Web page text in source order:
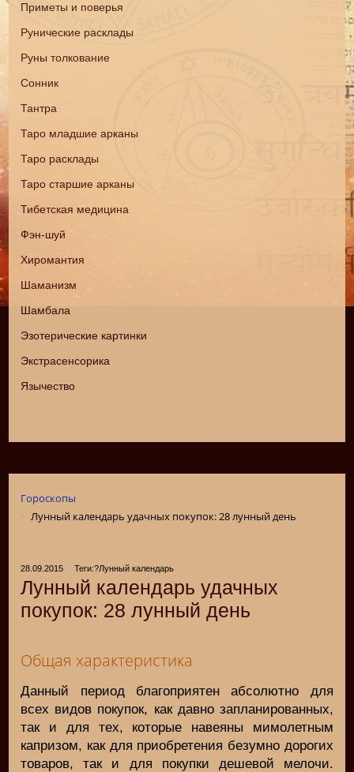
Приметы и поверья
Рунические расклады
Руны толкование
Сонник
Тантра
Таро младшие арканы
Таро расклады
Таро старшие арканы
Тибетская медицина
Фэн-шуй
Хиромантия
Шаманизм
Шамбала
Эзотерические картинки
Экстрасенсорика
Язычество
Гороскопы
Лунный календарь удачных покупок: 28 лунный день
28.09.2015 Теги:?Лунный календарь
Лунный календарь удачных
покупок: 28 лунный день
Общая характеристика
Данный период благоприятен абсолютно для
всех видов покупок, как давно запланированных,
так и для тех, которые навеяны мимолетным
капризом, как для приобретения безумно дорогих
товаров, так и для покупки дешевой мелочи.